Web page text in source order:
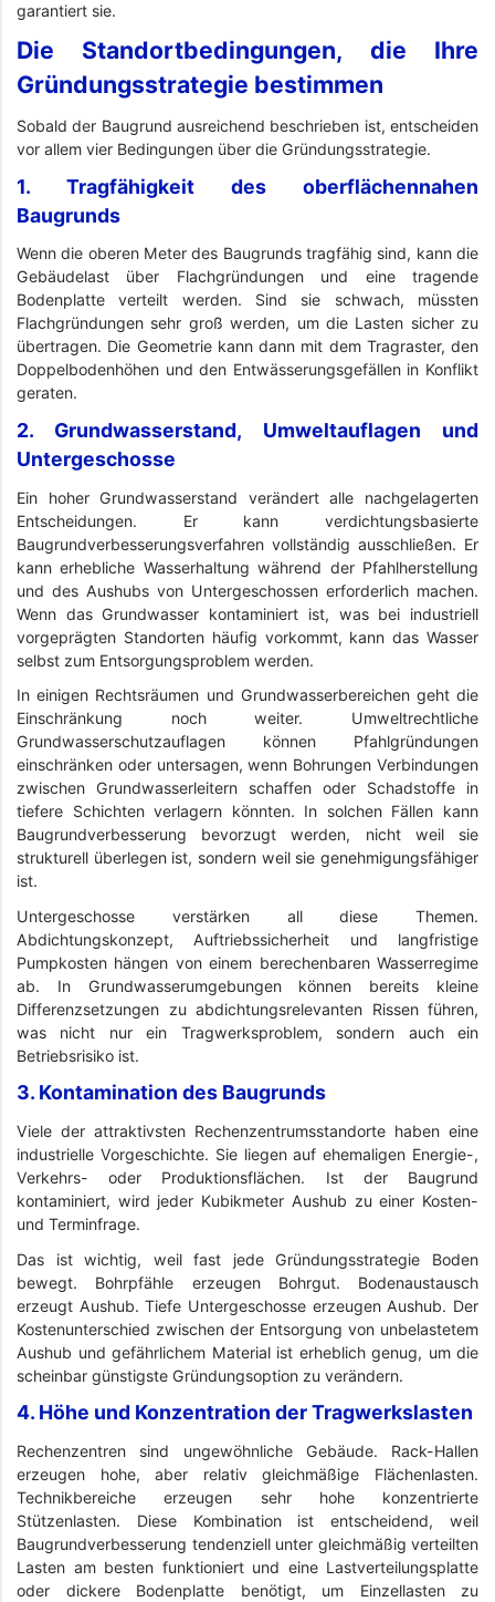
garantiert sie.
Die Standortbedingungen, die Ihre
Gründungsstrategie bestimmen
Sobald der Baugrund ausreichend beschrieben ist, entscheiden
vor allem vier Bedingungen über die Gründungsstrategie.
1. Tragfähigkeit des oberflächennahen
Baugrunds
Wenn die oberen Meter des Baugrunds tragfähig sind, kann die
Gebäudelast über Flachgründungen und eine tragende
Bodenplatte verteilt werden. Sind sie schwach, müssten
Flachgründungen sehr groß werden, um die Lasten sicher zu
übertragen. Die Geometrie kann dann mit dem Tragraster, den
Doppelbodenhöhen und den Entwässerungsgefällen in Konflikt
geraten.
2. Grundwasserstand, Umweltauflagen und
Untergeschosse
Ein hoher Grundwasserstand verändert alle nachgelagerten
Entscheidungen. Er kann verdichtungsbasierte
Baugrundverbesserungsverfahren vollständig ausschließen. Er
kann erhebliche Wasserhaltung während der Pfahlherstellung
und des Aushubs von Untergeschossen erforderlich machen.
Wenn das Grundwasser kontaminiert ist, was bei industriell
vorgeprägten Standorten häufig vorkommt, kann das Wasser
selbst zum Entsorgungsproblem werden.
In einigen Rechtsräumen und Grundwasserbereichen geht die
Einschränkung noch weiter. Umweltrechtliche
Grundwasserschutzauflagen können Pfahlgründungen
einschränken oder untersagen, wenn Bohrungen Verbindungen
zwischen Grundwasserleitern schaffen oder Schadstoffe in
tiefere Schichten verlagern könnten. In solchen Fällen kann
Baugrundverbesserung bevorzugt werden, nicht weil sie
strukturell überlegen ist, sondern weil sie genehmigungsfähiger
ist.
Untergeschosse verstärken all diese Themen.
Abdichtungskonzept, Auftriebssicherheit und langfristige
Pumpkosten hängen von einem berechenbaren Wasserregime
ab. In Grundwasserumgebungen können bereits kleine
Differenzsetzungen zu abdichtungsrelevanten Rissen führen,
was nicht nur ein Tragwerksproblem, sondern auch ein
Betriebsrisiko ist.
3. Kontamination des Baugrunds
Viele der attraktivsten Rechenzentrumsstandorte haben eine
industrielle Vorgeschichte. Sie liegen auf ehemaligen Energie-,
Verkehrs- oder Produktionsflächen. Ist der Baugrund
kontaminiert, wird jeder Kubikmeter Aushub zu einer Kosten-
und Terminfrage.
Das ist wichtig, weil fast jede Gründungsstrategie Boden
bewegt. Bohrpfähle erzeugen Bohrgut. Bodenaustausch
erzeugt Aushub. Tiefe Untergeschosse erzeugen Aushub. Der
Kostenunterschied zwischen der Entsorgung von unbelastetem
Aushub und gefährlichem Material ist erheblich genug, um die
scheinbar günstigste Gründungsoption zu verändern.
4. Höhe und Konzentration der Tragwerkslasten
Rechenzentren sind ungewöhnliche Gebäude. Rack-Hallen
erzeugen hohe, aber relativ gleichmäßige Flächenlasten.
Technikbereiche erzeugen sehr hohe konzentrierte
Stützenlasten. Diese Kombination ist entscheidend, weil
Baugrundverbesserung tendenziell unter gleichmäßig verteilten
Lasten am besten funktioniert und eine Lastverteilungsplatte
oder dickere Bodenplatte benötigt, um Einzellasten zu